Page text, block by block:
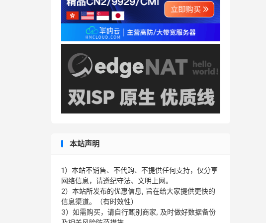
本站声明
1）本站不销售、不代购、不提供任何支持，仅分享
网络信息，请遵纪守法、文明上网。
2）本站所发布的优惠信息, 旨在给大家提供更快的
信息渠道。（有时效性）
3）如需购买，请自行甄别商家, 及时做好数据备份